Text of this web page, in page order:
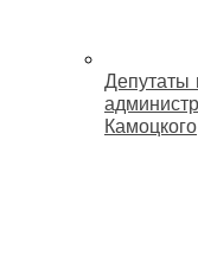
Депутаты
Камоцкого